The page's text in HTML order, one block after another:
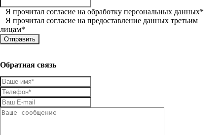
Я прочитал согласие на обработку персональных данных*
Я прочитал согласие на предоставление данных третьим
лицам*
Обратная связь